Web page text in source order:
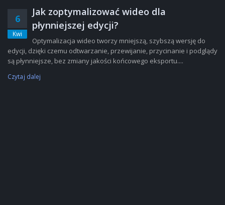
6
Kwi
Jak zoptymalizować wideo dla
płynniejszej edycji?
Optymalizacja wideo tworzy mniejszą, szybszą wersję do
edycji, dzięki czemu odtwarzanie, przewijanie, przycinanie i podglądy
są płynniejsze, bez zmiany jakości końcowego eksportu....
Czytaj dalej